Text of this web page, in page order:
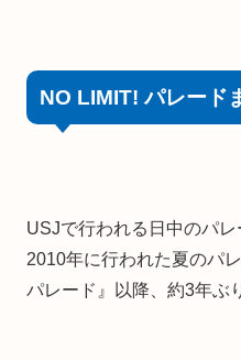
NO LIMIT! パレード
USJで行われる日中のパ
2010年に行われた夏のパ
パレード』以降、約3年ぶ